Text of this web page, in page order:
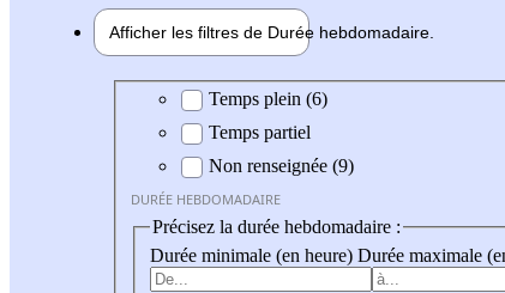
Afficher les filtres de Durée hebdomadaire
Durée hebdomadaire
Temps plein (6)
Temps partiel
Non renseignée (9)
DURÉE HEBDOMADAIRE
Précisez la durée hebdomadaire :
Durée minimale (en heure) Durée maximale